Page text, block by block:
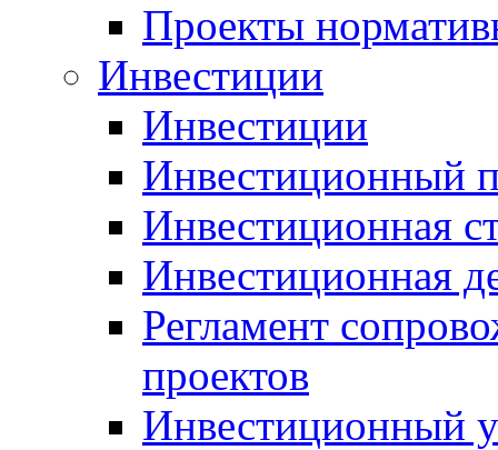
Проекты
Инвестиции
Инвестиции
Инвестиционный
Инвестиционная
Инвестиционная
Регламент
проектов
Инвестиционный